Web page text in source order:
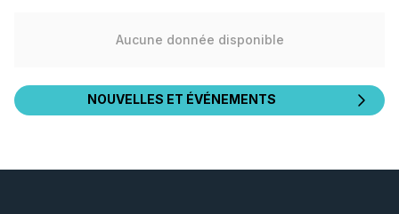
Aucune donnée disponible
NOUVELLES ET ÉVÉNEMENTS